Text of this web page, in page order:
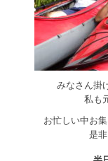
みなさん掛
私も
お忙しい中お
是